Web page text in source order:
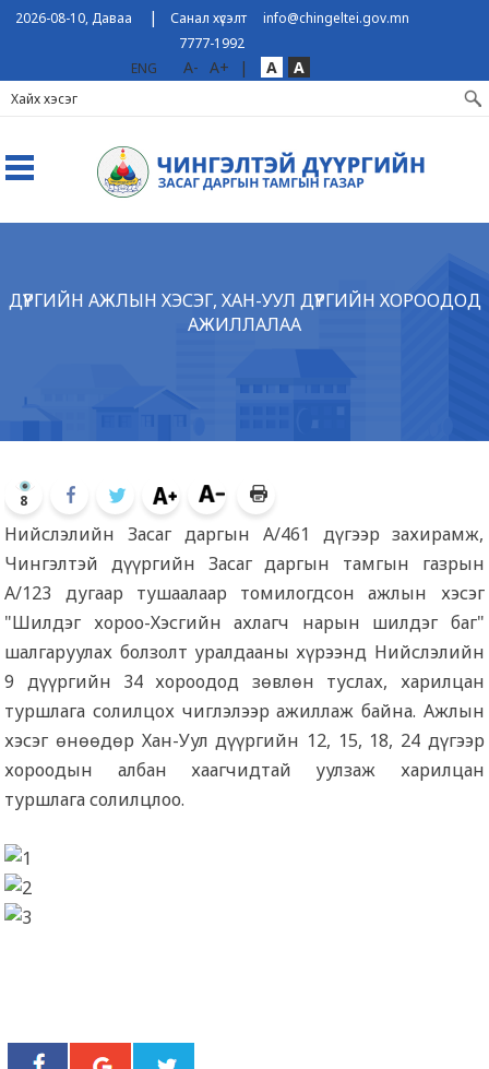
2026-08-10, Даваа | Санал хүсэлт
info@chingeltei.gov.mn
7777-1992
ENG
A- A+ | A A
ДҮҮРГИЙН АЖЛЫН ХЭСЭГ, ХАН-УУЛ ДҮҮРГИЙН ХОРООДОД
АЖИЛЛАЛАА
8
Нийслэлийн Засаг даргын А/461 дүгээр захирамж,
Чингэлтэй дүүргийн Засаг даргын тамгын газрын
А/123 дугаар тушаалаар томилогдсон ажлын хэсэг
"Шилдэг хороо-Хэсгийн ахлагч нарын шилдэг баг"
шалгаруулах болзолт уралдааны хүрээнд Нийслэлийн
9 дүүргийн 34 хороодод зөвлөн туслах, харилцан
туршлага солилцох чиглэлээр ажиллаж байна. Ажлын
хэсэг өнөөдөр Хан-Уул дүүргийн 12, 15, 18, 24 дүгээр
хороодын албан хаагчидтай уулзаж харилцан
туршлага солилцлоо.